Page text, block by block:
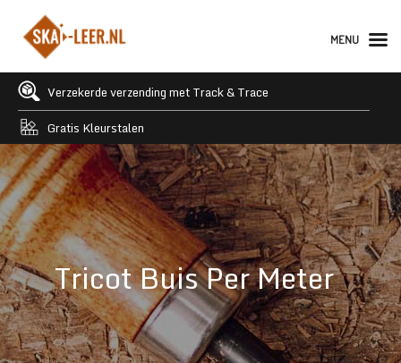
Verzekerde verzending met Track & Trace
Gratis Kleurstalen
Tricot Buis Per Meter
MENU